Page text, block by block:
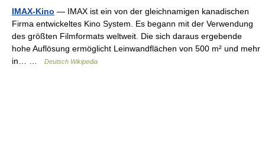
IMAX-Kino — IMAX ist ein von der gleichnamigen kanadischen
Firma entwickeltes Kino System. Es begann mit der Verwendung
des größten Filmformats weltweit. Die sich daraus ergebende
hohe Auflösung ermöglicht Leinwandflächen von 500 m² und mehr
in… …
Deutsch Wikipedia